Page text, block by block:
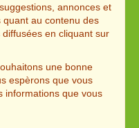
annonces et
quant au contenu des
diffusées en cliquant sur
une bonne
espèrons que vous
informations que vous